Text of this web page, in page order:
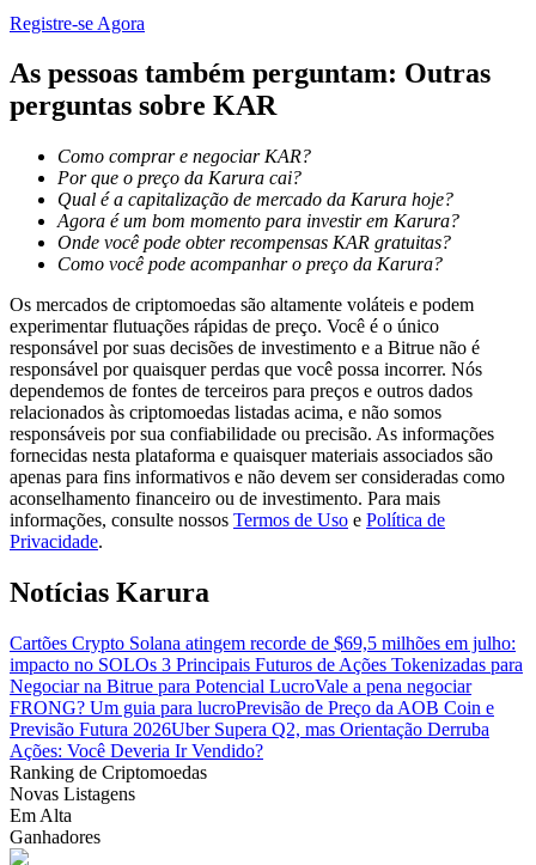
Informação
Guia
Guia para iniciantes em futuros
Estratégias de negociação
Aprenda como se manter lucrativo
Registre-se Agora
As pessoas também perguntam: Outras
perguntas sobre KAR
Como comprar e negociar KAR?
Por que o preço da Karura cai?
Qual é a capitalização de mercado da Karura hoje?
Agora é um bom momento para investir em Karura?
Onde você pode obter recompensas KAR gratuitas?
Como você pode acompanhar o preço da Karura?
Os mercados de criptomoedas são altamente voláteis e podem
experimentar flutuações rápidas de preço. Você é o único
responsável por suas decisões de investimento e a Bitrue não é
responsável por quaisquer perdas que você possa incorrer. Nós
dependemos de fontes de terceiros para preços e outros dados
relacionados às criptomoedas listadas acima, e não somos
responsáveis por sua confiabilidade ou precisão. As informações
fornecidas nesta plataforma e quaisquer materiais associados são
apenas para fins informativos e não devem ser consideradas como
aconselhamento financeiro ou de investimento. Para mais
informações, consulte nossos Termos de Uso e Política de
Privacidade.
Notícias Karura
Cartões Crypto Solana atingem recorde de $69,5 milhões em julho:
impacto no SOLOs 3 Principais Futuros de Ações Tokenizadas para
Negociar na Bitrue para Potencial LucroVale a pena negociar
FRONG? Um guia para lucroPrevisão de Preço da AOB Coin e
Previsão Futura 2026Uber Supera Q2, mas Orientação Derruba
Ações: Você Deveria Ir Vendido?
Ranking de Criptomoedas
Novas Listagens
Em Alta
Ganhadores